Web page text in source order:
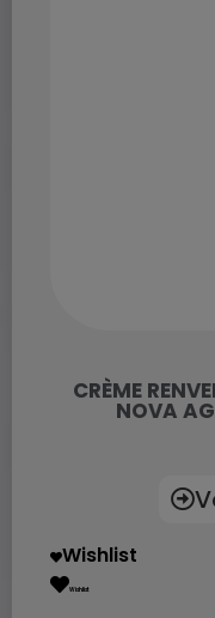
CRÈME
NOVA
Wishlist
Wishlist